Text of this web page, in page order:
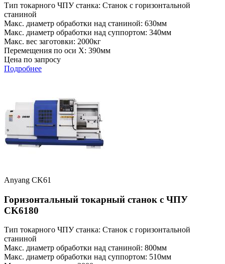
Тип токарного ЧПУ станка: Станок с горизонтальной
станиной
Макс. диаметр обработки над станиной: 630мм
Макс. диаметр обработки над суппортом: 340мм
Макс. вес заготовки: 2000кг
Перемещения по оси X: 390мм
Цена по запросу
Подробнее
Anyang CK61
Горизонтальный токарный станок с ЧПУ
CK6180
Тип токарного ЧПУ станка: Станок с горизонтальной
станиной
Макс. диаметр обработки над станиной: 800мм
Макс. диаметр обработки над суппортом: 510мм